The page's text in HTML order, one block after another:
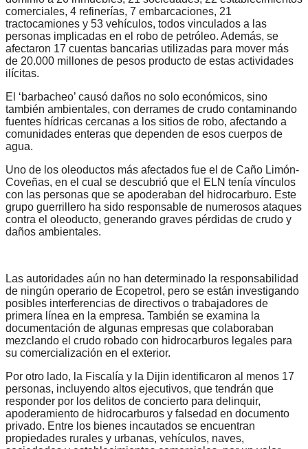
comerciales, 4 refinerías, 7 embarcaciones, 21
tractocamiones y 53 vehículos, todos vinculados a las
personas implicadas en el robo de petróleo. Además, se
afectaron 17 cuentas bancarias utilizadas para mover más
de 20.000 millones de pesos producto de estas actividades
ilícitas.
El ‘barbacheo’ causó daños no solo económicos, sino
también ambientales, con derrames de crudo contaminando
fuentes hídricas cercanas a los sitios de robo, afectando a
comunidades enteras que dependen de esos cuerpos de
agua.
Uno de los oleoductos más afectados fue el de Caño Limón-
Coveñas, en el cual se descubrió que el ELN tenía vínculos
con las personas que se apoderaban del hidrocarburo. Este
grupo guerrillero ha sido responsable de numerosos ataques
contra el oleoducto, generando graves pérdidas de crudo y
daños ambientales.
Las autoridades aún no han determinado la responsabilidad
de ningún operario de Ecopetrol, pero se están investigando
posibles interferencias de directivos o trabajadores de
primera línea en la empresa. También se examina la
documentación de algunas empresas que colaboraban
mezclando el crudo robado con hidrocarburos legales para
su comercialización en el exterior.
Por otro lado, la Fiscalía y la Dijin identificaron al menos 17
personas, incluyendo altos ejecutivos, que tendrán que
responder por los delitos de concierto para delinquir,
apoderamiento de hidrocarburos y falsedad en documento
privado. Entre los bienes incautados se encuentran
propiedades rurales y urbanas, vehículos, naves,